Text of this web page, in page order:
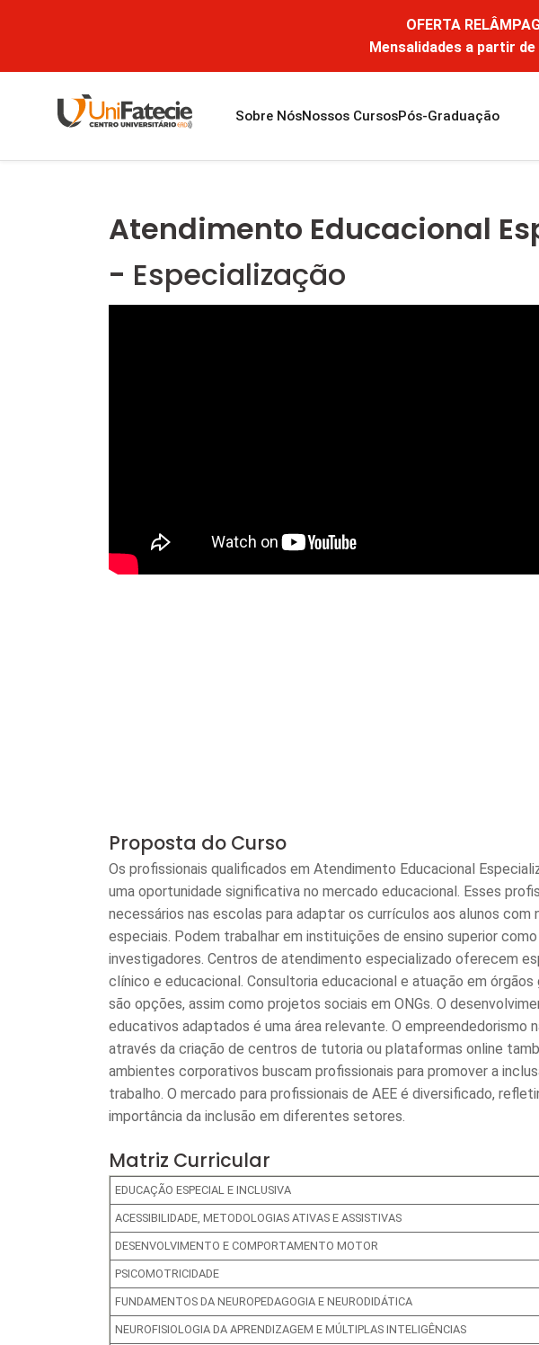
OFERTA
Mensalidades a partir de
Sobre NósNossos CursosPós-Graduação
Atendimento Educacional
- Especialização
Proposta do Curso
Os profissionais qualificados em Atendimento Educacional
uma oportunidade significativa no mercado educacional. Esses
necessários nas escolas para adaptar os currículos aos alunos com
especiais. Podem trabalhar em instituições de ensino superior
investigadores. Centros de atendimento especializado oferecem
clínico e educacional. Consultoria educacional e atuação em órgãos
são opções, assim como projetos sociais em ONGs. O
educativos adaptados é uma área relevante. O empreendedorismo
através da criação de centros de tutoria ou plataformas online
ambientes corporativos buscam profissionais para promover a
trabalho. O mercado para profissionais de AEE é diversificado,
importância da inclusão em diferentes setores.
Matriz Curricular
EDUCAÇÃO ESPECIAL E INCLUSIVA
ACESSIBILIDADE, METODOLOGIAS ATIVAS E ASSISTIVAS
DESENVOLVIMENTO E COMPORTAMENTO MOTOR
PSICOMOTRICIDADE
FUNDAMENTOS DA NEUROPEDAGOGIA E NEURODIDÁTICA
NEUROFISIOLOGIA DA APRENDIZAGEM E MÚLTIPLAS INTELIGÊNCIAS